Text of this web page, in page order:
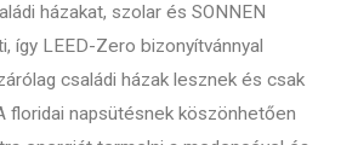
házakat, szolar és SONNEN
így LEED-Zero bizonyítvánnyal
családi házak lesznek és csak
floridai napsütésnek köszönhetően